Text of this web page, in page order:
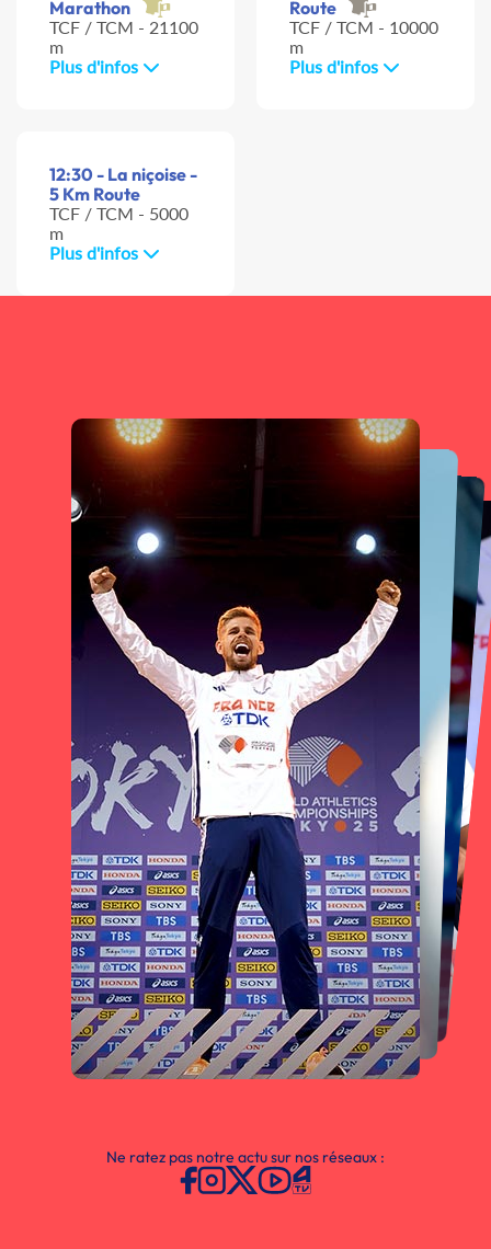
Marathon
TCF / TCM - 21100
m
Plus d'infos
Route
TCF / TCM - 10000
m
Plus d'infos
12:30 - La niçoise -
5 Km Route
TCF / TCM - 5000
m
Plus d'infos
Ne ratez pas notre actu sur nos réseaux :